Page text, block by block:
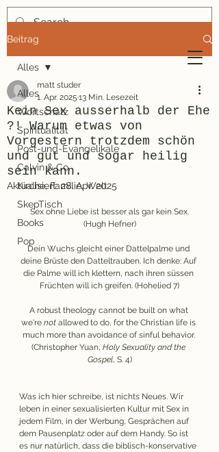
mindmatt
Theologie-Blog für Gernleser
Beitrag
Alles
Wortschatz
Spiritualität
Post-und-Evangelikale
Calvin & Co.
Kirche, Familie, Welt
SkepTisch
Books
Pop
Alles
Kein Sex ausserhalb der Ehe
?! Warum etwas von
Vorgestern trotzdem schön
und gut und sogar heilig
sein kann.
matt studer
1. Apr. 2025 13 Min. Lesezeit
Aktualisiert:28. Apr. 2025
Sex ohne Liebe ist besser als gar kein Sex.
(Hugh Hefner)
Dein Wuchs gleicht einer Dattelpalme und
deine Brüste den Datteltrauben. Ich denke: Auf
die Palme will ich klettern, nach ihren süssen
Früchten will ich greifen. (Hohelied 7)
A robust theology cannot be built on what
we're not allowed to do, for the Christian life is
much more than avoidance of sinful behavior.
(Christopher Yuan, Holy Sexuality and the
Gospel, S. 4)
Was ich hier schreibe, ist nichts Neues. Wir
leben in einer sexualisierten Kultur mit Sex in
jedem Film, in der Werbung, Gesprächen auf
dem Pausenplatz oder auf dem Handy. So ist
es nur natürlich, dass die biblisch-konservative